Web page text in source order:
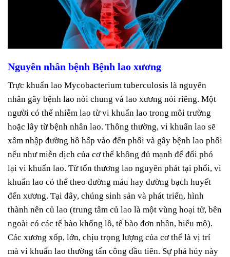
Nguyên nhân bệnh Bệnh lao xương
Trực khuẩn lao Mycobacterium tuberculosis là nguyên
nhân gây bệnh lao nói chung và lao xương nói riêng. Một
người có thể nhiễm lao từ vi khuẩn lao trong môi trường
hoặc lây từ bệnh nhân lao. Thông thường, vi khuẩn lao sẽ
xâm nhập đường hô hấp vào đến phổi và gây bệnh lao phổi
nếu như miễn dịch của cơ thể không đủ mạnh để đối phó
lại vi khuẩn lao. Từ tổn thương lao nguyên phát tại phổi, vi
khuẩn lao có thể theo đường máu hay đường bạch huyết
đến xương. Tại đây, chúng sinh sản và phát triển, hình
thành nên củ lao (trung tâm củ lao là một vùng hoại tử, bên
ngoài có các tế bào khổng lồ, tế bào đơn nhân, biểu mô).
Các xương xốp, lớn, chịu trọng lượng của cơ thể là vị trí
mà vi khuẩn lao thường tấn công đầu tiên. Sự phá hủy này